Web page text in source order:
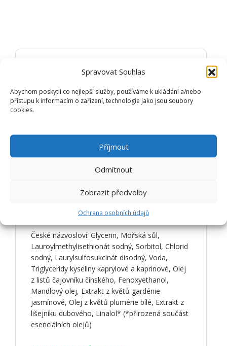
Spravovat Souhlas
Abychom poskytli co nejlepší služby, používáme k ukládání a/nebo
přístupu k informacím o zařízení, technologie jako jsou soubory
cookies.
Příjmout
Odmítnout
Zobrazit předvolby
Ochrana osobních údajů
DARY PŘÍRODY
Složení:
Glycerin, Maris Sal, Sodium 2-Sulphonatoethyl
Laurate, Sorbitol, Sodium Chloride, Disodium
Lauryl Sulfosuccinate, Aqua, Caprylic/Capric
Triglyceride, Camellia Sinensis Leaf Oil,
Gardenia Jasminoides Flower Extract, Plumeria
České názvosloví: Glycerin, Mořská sůl,
Lauroylmethylisethionát sodný, Sorbitol, Chlorid
sodný, Laurylsulfosukcinát disodný, Voda,
Triglyceridy kyseliny kaprylové a kaprinové, Olej
z listů čajovníku čínského, Fenoxyethanol,
Mandlový olej, Extrakt z květů gardénie
jasmínové, Olej z květů plumérie bílé, Extrakt z
lišejníku dubového, Linalol* (*přirozená součást
esenciálních olejů)